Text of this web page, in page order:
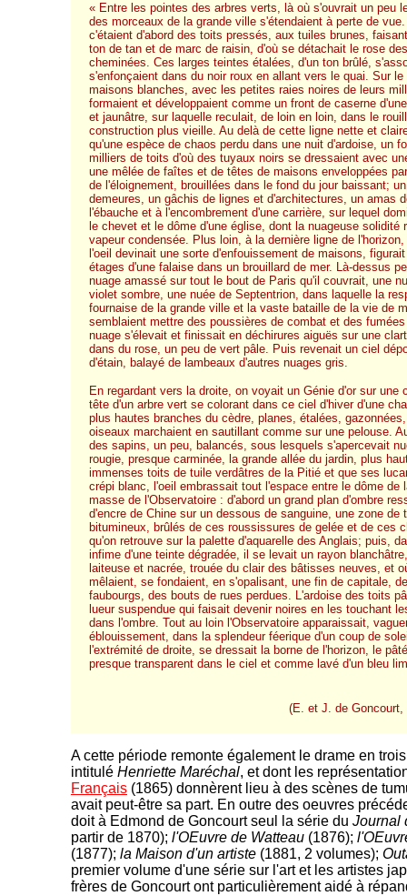
« Entre les pointes des arbres verts, là où s'ouvrait un peu
des morceaux de la grande ville s'étendaient à perte de
c'étaient d'abord des toits pressés, aux tuiles brunes,
ton de tan et de marc de raisin, d'où se détachait le rose
cheminées. Ces larges teintes étalées, d'un ton brûlé,
s'enfonçaient dans du noir roux en allant vers le quai. Sur
maisons blanches, avec les petites raies noires de leurs
formaient et développaient comme un front de caserne
et jaunâtre, sur laquelle reculait, de loin en loin, dans le
construction plus vieille. Au delà de cette ligne nette et
qu'une espèce de chaos perdu dans une nuit d'ardoise, un
milliers de toits d'où des tuyaux noirs se dressaient avec
une mêlée de faîtes et de têtes de maisons enveloppées
de l'éloignement, brouillées dans le fond du jour baissant;
demeures, un gâchis de lignes et d'architectures, un amas
l'ébauche et à l'encombrement d'une carrière, sur lequel
le chevet et le dôme d'une église, dont la nuageuse solidité
vapeur condensée. Plus loin, à la dernière ligne de
l'oeil devinait une sorte d'enfouissement de maisons,
étages d'une falaise dans un brouillard de mer. Là-dessus
nuage amassé sur tout le bout de Paris qu'il couvrait, une
violet sombre, une nuée de Septentrion, dans laquelle la
fournaise de la grande ville et la vaste bataille de la vie de
semblaient mettre des poussières de combat et des
nuage s'élevait et finissait en déchirures aiguës sur une
dans du rose, un peu de vert pâle. Puis revenait un ciel
d'étain, balayé de lambeaux d'autres nuages gris.
En regardant vers la droite, on voyait un Génie d'or sur une
tête d'un arbre vert se colorant dans ce ciel d'hiver d'une
plus hautes branches du cèdre, planes, étalées,
oiseaux marchaient en sautillant comme sur une pelouse.
des sapins, un peu, balancés, sous lesquels s'apercevait
rougie, presque carminée, la grande allée du jardin, plus
immenses toits de tuile verdâtres de la Pitié et que ses
crépi blanc, l'oeil embrassait tout l'espace entre le dôme de
masse de l'Observatoire : d'abord un grand plan d'ombre
d'encre de Chine sur un dessous de sanguine, une zone de
bitumineux, brûlés de ces roussissures de gelée et de ces
qu'on retrouve sur la palette d'aquarelle des Anglais; puis,
infime d'une teinte dégradée, il se levait un rayon
laiteuse et nacrée, trouée du clair des bâtisses neuves, et
mêlaient, se fondaient, en s'opalisant, une fin de capitale,
faubourgs, des bouts de rues perdues. L'ardoise des toits
lueur suspendue qui faisait devenir noires en les touchant
dans l'ombre. Tout au loin l'Observatoire apparaissait,
éblouissement, dans la splendeur féerique d'un coup de
l'extrémité de droite, se dressait la borne de l'horizon, le
presque transparent dans le ciel et comme lavé d'un bleu
(E. et J. de Goncourt,
A cette période remonte également le drame en
intitulé Henriette Maréchal, et dont les
Français (1865) donnèrent lieu à des scènes de
avait peut-être sa part. En outre des oeuvres
doit à Edmond de Goncourt seul la série du Journal
partir de 1870); l'OEuvre de Watteau (1876);
(1877); la Maison d'un artiste (1881, 2 volumes);
premier volume d'une série sur l'art et les artistes
frères de Goncourt ont particulièrement aidé à